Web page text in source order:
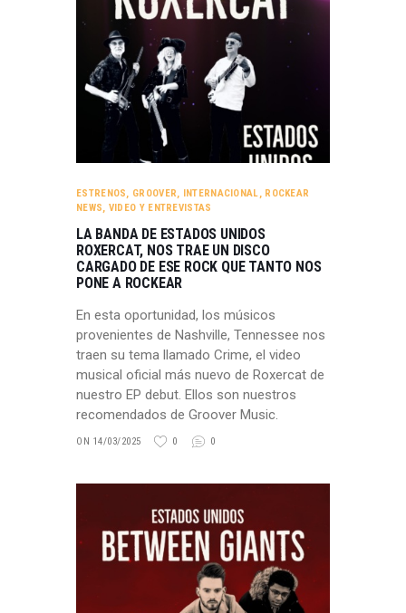
ESTRENOS, GROOVER, INTERNACIONAL, ROCKEAR
NEWS, VIDEO Y ENTREVISTAS
LA BANDA DE ESTADOS UNIDOS
ROXERCAT, NOS TRAE UN DISCO
CARGADO DE ESE ROCK QUE TANTO NOS
PONE A ROCKEAR
En esta oportunidad, los músicos
provenientes de Nashville, Tennessee nos
traen su tema llamado Crime, el video
musical oficial más nuevo de Roxercat de
nuestro EP debut. Ellos son nuestros
recomendados de Groover Music.
ON 14/03/2025 0 0